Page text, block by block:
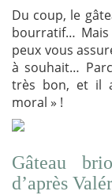
Du coup, le
bourratif… Mais
peux vous
à souhait…
très bon, et il
moral » !
Gâteau
d’après